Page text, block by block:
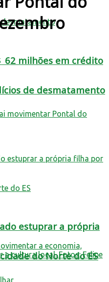
62 milhões em crédito
de desmatamento
estuprar a própria
do Norte do ES
a economia,
cultura local. Fotos: Felipe